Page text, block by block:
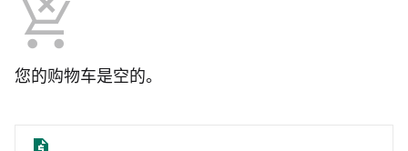
您的购物车是空的。